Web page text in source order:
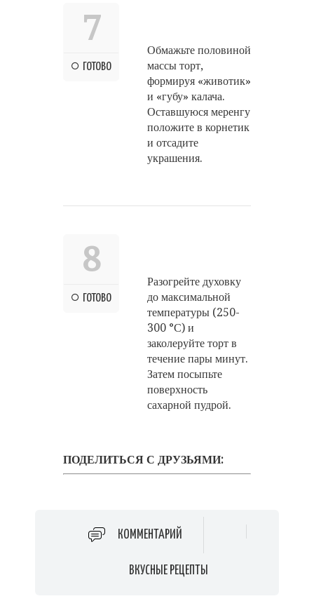
7
ГОТОВО
Обмажьте половиной
массы торт,
формируя «животик»
и «губу» калача.
Оставшуюся меренгу
положите в корнетик
и отсадите
украшения.
8
ГОТОВО
Разогрейте духовку
до максимальной
температуры (250-
300 °С) и
заколеруйте торт в
течение пары минут.
Затем посыпьте
поверхность
сахарной пудрой.
ПОДЕЛИТЬСЯ С ДРУЗЬЯМИ:
КОММЕНТАРИЙ
ВКУСНЫЕ РЕЦЕПТЫ